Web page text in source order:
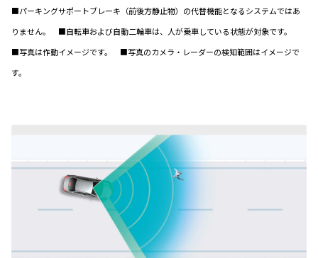
■パーキングサポートブレーキ（前後方静止物）の代替機能となるシステムではあ
りません。 ■自転車および自動二輪車は、人が乗車している状態が対象です。
■写真は作動イメージです。 ■写真のカメラ・レーダーの検知範囲はイメージで
す。